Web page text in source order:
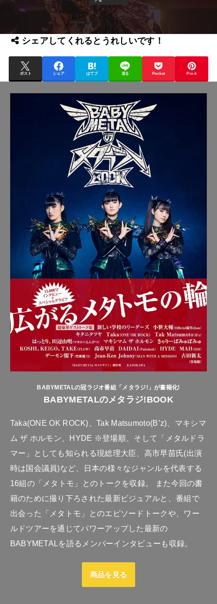
シェアしてくれるとうれしいです！
ポスト シェア はてブ 送る Pocket Pin it
BABYMETALの冠ラジオ番組「メタラジ!」が書籍化!
BABYMETALのメタラジ!BOOK
Taka(ONE OK ROCK)、Tak Matsumoto(B’z)、マキシマ
ム ザ ホルモン、HYDE ※登場順、そして「メタルドラ
マー」としても知られる現総理大臣、高市早苗氏(出演
時は国会議員)など、日本の様々なジャンルを代表する
16組の「メタトモ」とのトークを収録。 また今回の書
籍のために撮り下ろされた最新ビジュアルと、番組で
出会った「メタトモ」とのエピソードトークや、ワー
ルドツアーを通じてパワーアップした最新の
BABYMETALを語るメンバーインタビューも収録。
商品を見る